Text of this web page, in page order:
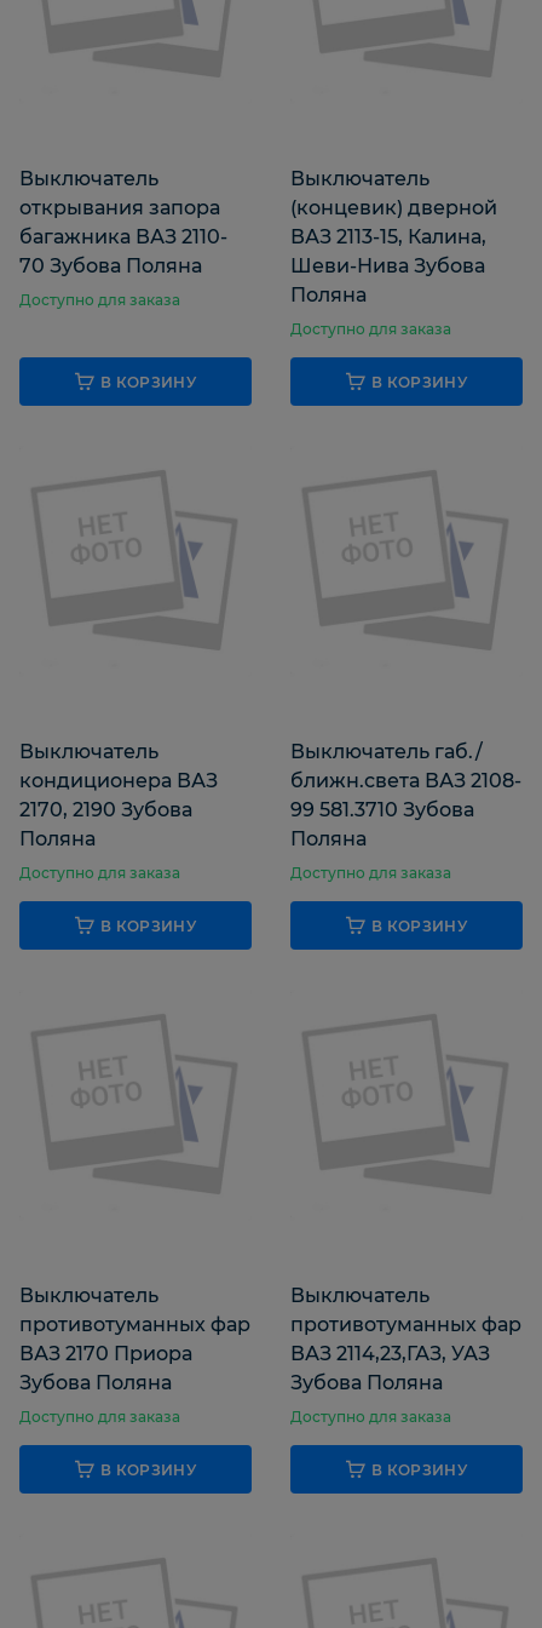
Выключатель
открывания запора
багажника ВАЗ 2110-
70 Зубова Поляна
Доступно для заказа
В КОРЗИНУ
Выключатель
(концевик) дверной
ВАЗ 2113-15, Калина,
Шеви-Нива Зубова
Поляна
Доступно для заказа
В КОРЗИНУ
Выключатель
кондиционера ВАЗ
2170, 2190 Зубова
Поляна
Доступно для заказа
В КОРЗИНУ
Выключатель габ./
ближн.света ВАЗ 2108-
99 581.3710 Зубова
Поляна
Доступно для заказа
В КОРЗИНУ
Выключатель
противотуманных фар
ВАЗ 2170 Приора
Зубова Поляна
Доступно для заказа
В КОРЗИНУ
Выключатель
противотуманных фар
ВАЗ 2114,23,ГАЗ, УАЗ
Зубова Поляна
Доступно для заказа
В КОРЗИНУ